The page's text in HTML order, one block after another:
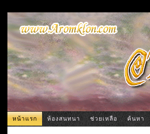
หน้าแรก ห้องสนทนา ช่วยเหลือ ค้นหา